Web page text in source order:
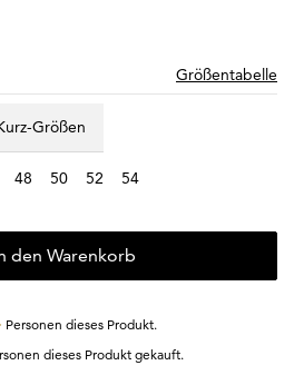
Größentabelle
Größen
48 50 52
54
den Warenkorb
Personen dieses Produkt.
dieses Produkt gekauft.